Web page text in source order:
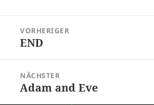
VORHERIGER
Vorheriger
END
NÄCHSTER
Nächster
Beitrag:
Adam and Eve